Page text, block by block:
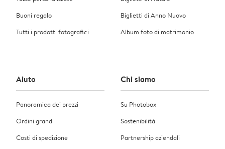
Buoni regalo
Tutti i prodotti fotografici
Biglietti di Anno Nuovo
Album foto di matrimonio
Aiuto
Panoramica dei prezzi
Ordini grandi
Costi di spedizione
Chi siamo
Su Photobox
Sostenibilità
Partnership aziendali